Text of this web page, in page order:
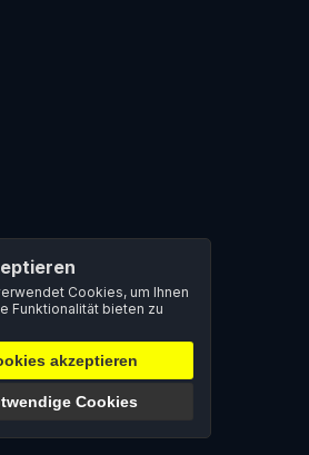
Cookies, um Ihnen
Funktionalität bieten zu
akzeptieren
Cookies